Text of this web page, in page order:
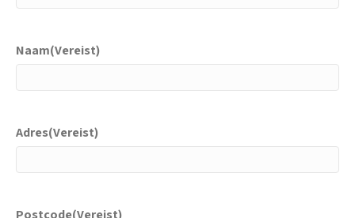
Naam(Vereist)
Adres(Vereist)
Postcode(Vereist)